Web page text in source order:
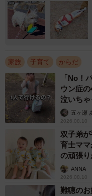
家族 子育て からだ
「No！
ウン症
泣いちゃ
五ヶ瀬
2026.08.10
双子弟
育士マ
の頑張り
ANNA
2026.08.10
難聴の